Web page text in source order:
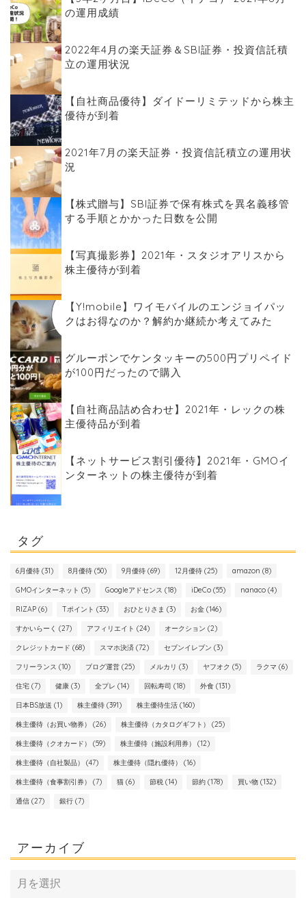
の運用成績
2022年4月の楽天証券＆SBI証券・投資信託積
立の運用状況
【自社商品優待】ダイドーリミテッドから株主
優待が到着
2021年7月の楽天証券・投資信託積立の運用状
況
【株式贈与】SBI証券で保有株式を異名義移管
する手順とかかった日数を公開
【写真撮影券】2021年・スタジオアリスから
株主優待が到着
【Y!mobile】ワイモバイルのエンジョイパッ
クはお得なのか？解約か継続か考えてみた
グルーポンでケンタッキーの500円プリペイド
が100円だったので購入
【自社商品詰め合わせ】2021年・レックの株
主優待品が到着
【ネットサービス割引優待】2021年・GMOイ
ンターネットの株主優待が到着
タグ
6月優待 (31) 8月優待 (50) 9月優待 (69) 12月優待 (25) amazon (8)
GMOインターネット (5) Googleアドセンス (18) iDeCo (55) nanaco (4)
RIZAP (6) Tポイント (33) おひとりさま (3) お金 (146)
すかいらーく (27) アフィリエイト (24) オークション (2)
クレジットカード (68) スマホ決済 (72) セブンイレブン (3)
フリーランス (10) ブログ運営 (25) メルカリ (3) ヤフオク (5) ラクマ (6)
住宅 (7) 健康 (3) 全プレ (14) 回転寿司 (18) 外食 (131)
日本BS放送 (1) 株主優待 (391) 株主優待生活 (160)
株主優待（お買い物券） (26) 株主優待（カタログギフト） (25)
株主優待（クオカード） (59) 株主優待（施設利用券） (12)
株主優待（自社製品） (47) 株主優待（隠れ優待） (16)
株主優待（食事割引券） (7) 猫 (6) 節税 (14) 節約 (178) 買い物 (132)
通信 (27) 銀行 (7)
アーカイブ